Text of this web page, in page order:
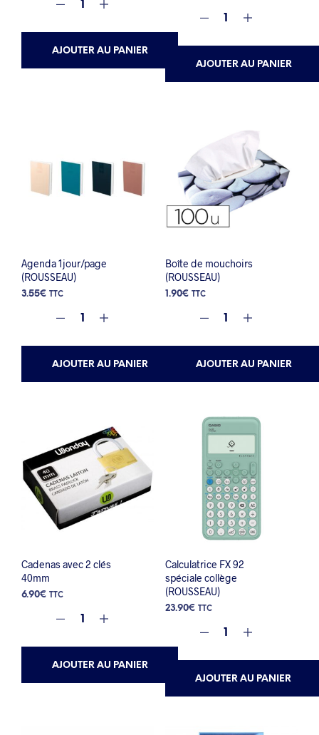
AJOUTER AU PANIER
AJOUTER AU PANIER
Agenda 1jour/page
(ROUSSEAU)
3.55€ TTC
AJOUTER AU PANIER
Boîte de mouchoirs
(ROUSSEAU)
1.90€ TTC
AJOUTER AU PANIER
Cadenas avec 2 clés
40mm
6.90€ TTC
AJOUTER AU PANIER
Calculatrice FX 92
spéciale collège
(ROUSSEAU)
23.90€ TTC
AJOUTER AU PANIER